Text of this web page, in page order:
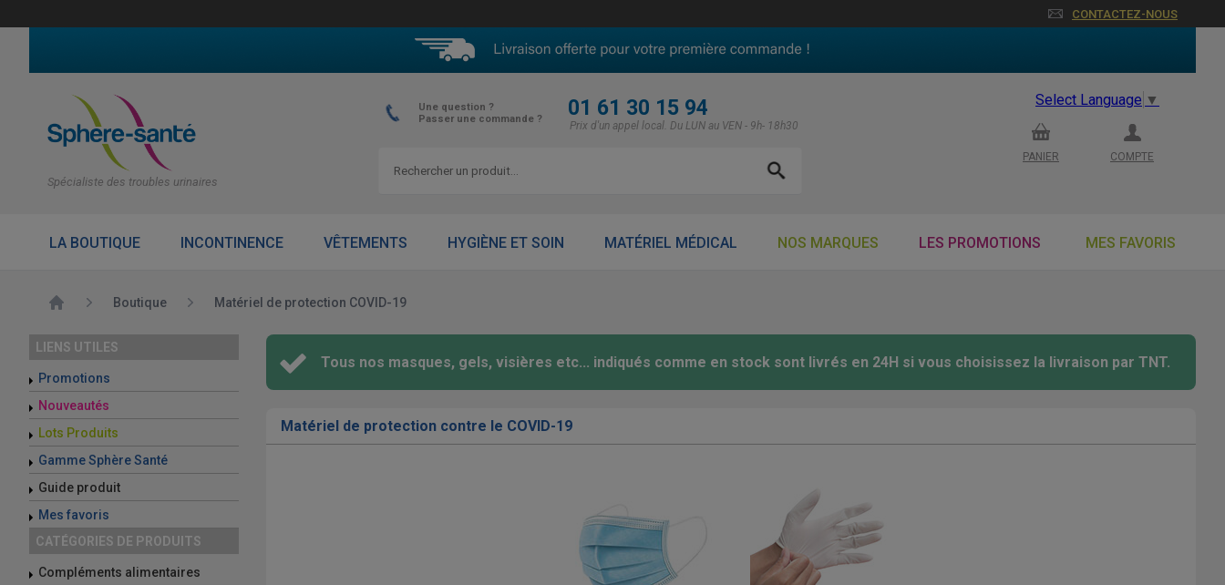
CONTACTEZ-NOUS
Spécialiste des troubles urinaires
Une question ?
Passer une commande ?
01 61 30 15 94
Prix d'un appel local. Du LUN au VEN - 9h- 18h30
Select Language ▼
PANIER COMPTE
LA BOUTIQUE INCONTINENCE VÊTEMENTS HYGIÈNE ET SOIN MATÉRIEL MÉDICAL NOS MARQUES LES PROMOTIONS MES FAVORIS
Accueil Boutique Matériel de protection COVID-19
LIENS UTILES
Promotions
Nouveautés
Lots Produits
Gamme Sphère Santé
Guide produit
Mes favoris
CATÉGORIES DE PRODUITS
Compléments alimentaires
Tous nos masques, gels, visières etc... indiqués comme en stock sont livrés en 24H si vous choisissez la livraison par TNT.
Matériel de protection contre le COVID-19